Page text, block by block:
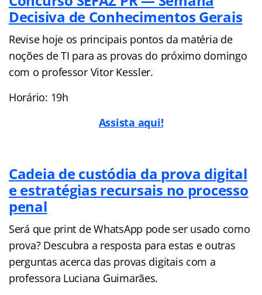
Decisiva de Conhecimentos Gerais
Revise hoje os principais pontos da matéria de
noções de TI para as provas do próximo domingo
com o professor Vitor Kessler.
Horário: 19h
Assista aqui!
Cadeia de custódia da prova digital
e estratégias recursais no processo
penal
Será que print de WhatsApp pode ser usado como
prova? Descubra a resposta para estas e outras
perguntas acerca das provas digitais com a
professora Luciana Guimarães.